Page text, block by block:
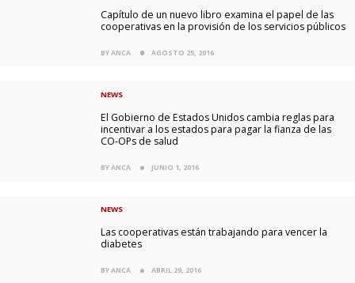
Capítulo de un nuevo libro examina el papel de las
cooperativas en la provisión de los servicios públicos
BY ANCA AGOSTO 25, 2016
NEWS
El Gobierno de Estados Unidos cambia reglas para
incentivar a los estados para pagar la fianza de las
CO-OPs de salud
BY ANCA JUNIO 1, 2016
NEWS
Las cooperativas están trabajando para vencer la
diabetes
BY ANCA ABRIL 29, 2016